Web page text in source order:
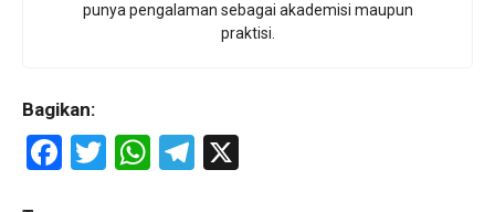
punya pengalaman sebagai akademisi maupun
praktisi.
Bagikan:
F
T
W
T